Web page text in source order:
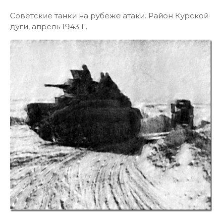
Советские танки на рубеже атаки. Район Курской
дуги, апрель 1943 Г.